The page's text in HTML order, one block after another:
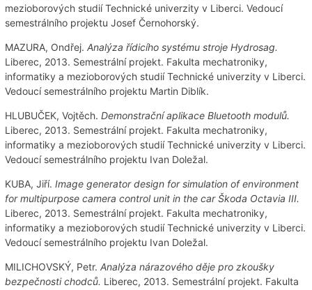
mezioborových studií Technické univerzity v Liberci. Vedoucí
semestrálního projektu Josef Černohorský.
MAZURA, Ondřej. Analýza řídicího systému stroje Hydrosag.
Liberec, 2013. Semestrální projekt. Fakulta mechatroniky,
informatiky a mezioborových studií Technické univerzity v Liberci.
Vedoucí semestrálního projektu Martin Diblík.
HLUBUČEK, Vojtěch. Demonstrační aplikace Bluetooth modulů.
Liberec, 2013. Semestrální projekt. Fakulta mechatroniky,
informatiky a mezioborových studií Technické univerzity v Liberci.
Vedoucí semestrálního projektu Ivan Doležal.
KUBA, Jiří. Image generator design for simulation of environment
for multipurpose camera control unit in the car Škoda Octavia III.
Liberec, 2013. Semestrální projekt. Fakulta mechatroniky,
informatiky a mezioborových studií Technické univerzity v Liberci.
Vedoucí semestrálního projektu Ivan Doležal.
MILICHOVSKÝ, Petr. Analýza nárazového děje pro zkoušky
bezpečnosti chodců. Liberec, 2013. Semestrální projekt. Fakulta